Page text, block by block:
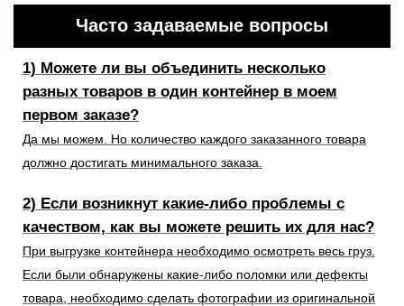
Часто задаваемые вопросы
1) Можете ли вы объединить несколько
разных товаров в один контейнер в моем
первом заказе?
Да мы можем. Но количество каждого заказанного товара
должно достигать минимального заказа.
2) Если возникнут какие-либо проблемы с
качеством, как вы можете решить их для нас?
При выгрузке контейнера необходимо осмотреть весь груз.
Если были обнаружены какие-либо поломки или дефекты
товара, необходимо сделать фотографии из оригинальной